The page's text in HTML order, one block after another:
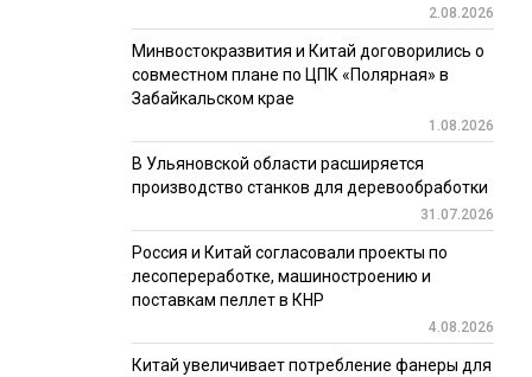
2.08.2026
Минвостокразвития и Китай договорились о
совместном плане по ЦПК «Полярная» в
Забайкальском крае
1.08.2026
В Ульяновской области расширяется
производство станков для деревообработки
31.07.2026
Россия и Китай согласовали проекты по
лесопереработке, машиностроению и
поставкам пеллет в КНР
4.08.2026
Китай увеличивает потребление фанеры для